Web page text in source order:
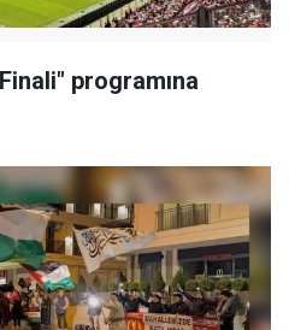
programına